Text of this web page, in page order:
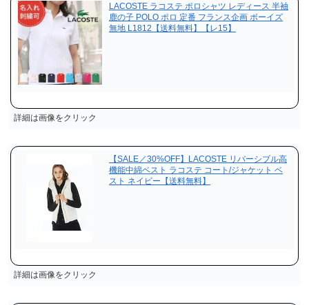
LACOSTE ラコステ ポロシャツ レディース 半袖
鹿の子 POLO ポロ 定番 フランス企画 ボーイズ
無地 L1812【送料無料】【レ15】
詳細は画像をクリック
【SALE／30%OFF】LACOSTE リバーシブル高
機能中綿ベスト ラコステ コート/ジャケット ベ
スト ネイビー【送料無料】
詳細は画像をクリック